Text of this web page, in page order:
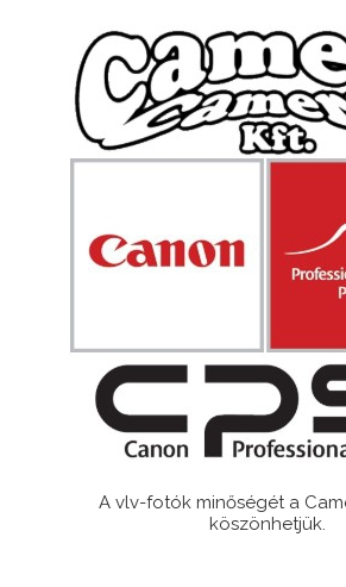
A vlv-fotók minőségét a
köszönhetjük.